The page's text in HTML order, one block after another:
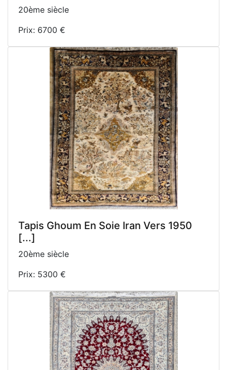
20ème siècle
Prix: 6700 €
Tapis Ghoum En Soie Iran Vers 1950
[...]
20ème siècle
Prix: 5300 €